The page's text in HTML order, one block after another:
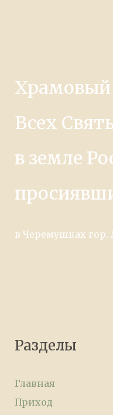
Храмовый
Всех
в земле
в Черемушках
Разделы
Главная
Приход